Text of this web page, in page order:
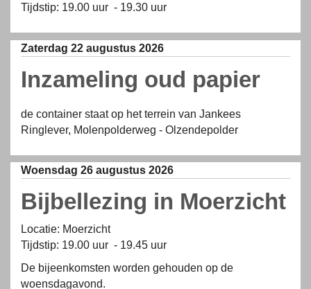
Tijdstip: 19.00 uur - 19.30 uur
Zaterdag 22 augustus 2026
Inzameling oud papier
de container staat op het terrein van Jankees
Ringlever, Molenpolderweg - Olzendepolder
Woensdag 26 augustus 2026
Bijbellezing in Moerzicht
Locatie: Moerzicht
Tijdstip: 19.00 uur - 19.45 uur
De bijeenkomsten worden gehouden op de
woensdagavond.